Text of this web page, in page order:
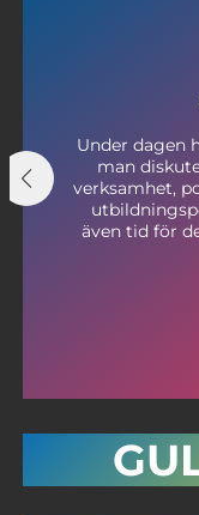
Under dagen
man
verksamhet,
även tid för